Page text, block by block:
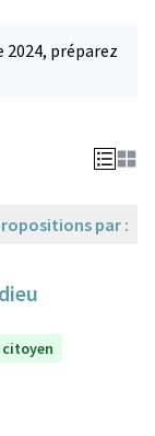
préparez
par :
citoyen